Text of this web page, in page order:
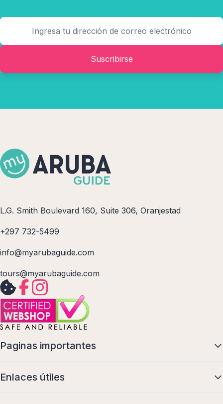
Suscribirse
L.G. Smith Boulevard 160, Suite 306, Oranjestad
+297 732-5499
info@myarubaguide.com
tours@myarubaguide.com
Paginas importantes
Enlaces útiles